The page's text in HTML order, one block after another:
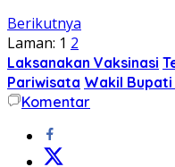
Berikutnya
Laman: 1 2
Laksanakan Vaksinasi
Pariwisata Wakil
Komentar